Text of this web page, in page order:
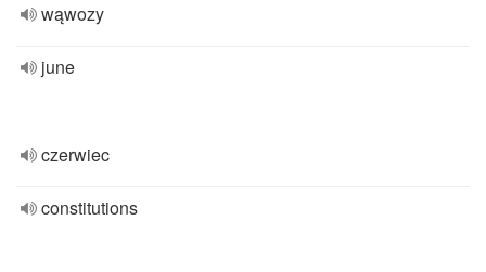
wąwozy
june
czerwiec
constitutions